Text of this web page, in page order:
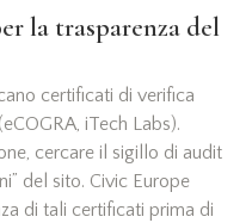
la trasparenza del
certificati di verifica
iTech Labs).
cercare il sigillo di audit
del sito. Civic Europe
di tali certificati prima di